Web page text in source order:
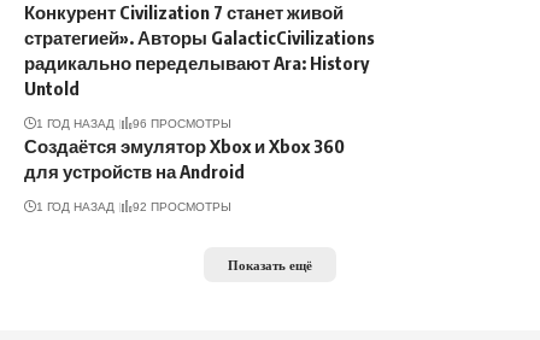
Конкурент Civilization 7 станет живой
стратегией». Авторы GalacticCivilizations
радикально переделывают Ara: History
Untold
1 ГОД НАЗАД 96 ПРОСМОТРЫ
Создаётся эмулятор Xbox и Xbox 360
для устройств на Android
1 ГОД НАЗАД 92 ПРОСМОТРЫ
Показать ещё